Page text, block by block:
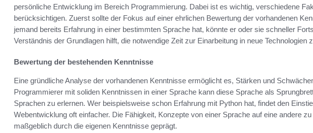
persönliche Entwicklung im Bereich Programmierung. Dabei ist es wichtig, verschiedene
berücksichtigen. Zuerst sollte der Fokus auf einer ehrlichen Bewertung der vorhandenen
jemand bereits Erfahrung in einer bestimmten Sprache hat, könnte er oder sie schneller
Verständnis der Grundlagen hilft, die notwendige Zeit zur Einarbeitung in neue Technologien
Bewertung der bestehenden Kenntnisse
Eine gründliche Analyse der vorhandenen Kenntnisse ermöglicht es, Stärken und
Programmierer mit soliden Kenntnissen in einer Sprache kann diese Sprache als
Sprachen zu erlernen. Wer beispielsweise schon Erfahrung mit Python hat, findet den
Webentwicklung oft einfacher. Die Fähigkeit, Konzepte von einer Sprache auf eine andere
maßgeblich durch die eigenen Kenntnisse geprägt.